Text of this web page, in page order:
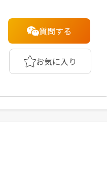
質問する
お気に入り